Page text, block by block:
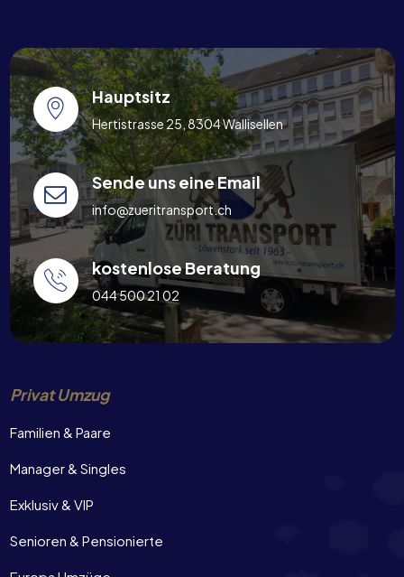
Hauptsitz
Hertistrasse 25, 8304 Wallisellen
Sende uns eine Email
info@zueritransport.ch
kostenlose Beratung
044 500 21 02
Privat Umzug
Familien & Paare
Manager & Singles
Exklusiv & VIP
Senioren & Pensionierte